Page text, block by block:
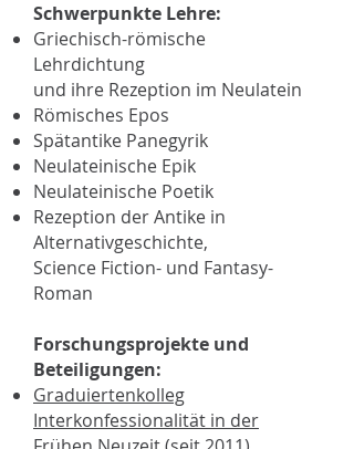
Schwerpunkte Lehre:
Griechisch-römische
Lehrdichtung
und ihre Rezeption im Neulatein
Römisches Epos
Spätantike Panegyrik
Neulateinische Epik
Neulateinische Poetik
Rezeption der Antike in
Alternativgeschichte,
Science Fiction- und Fantasy-
Roman
Forschungsprojekte und
Beteiligungen:
Graduiertenkolleg
Interkonfessionalität in der